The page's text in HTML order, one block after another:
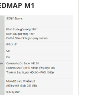
M1